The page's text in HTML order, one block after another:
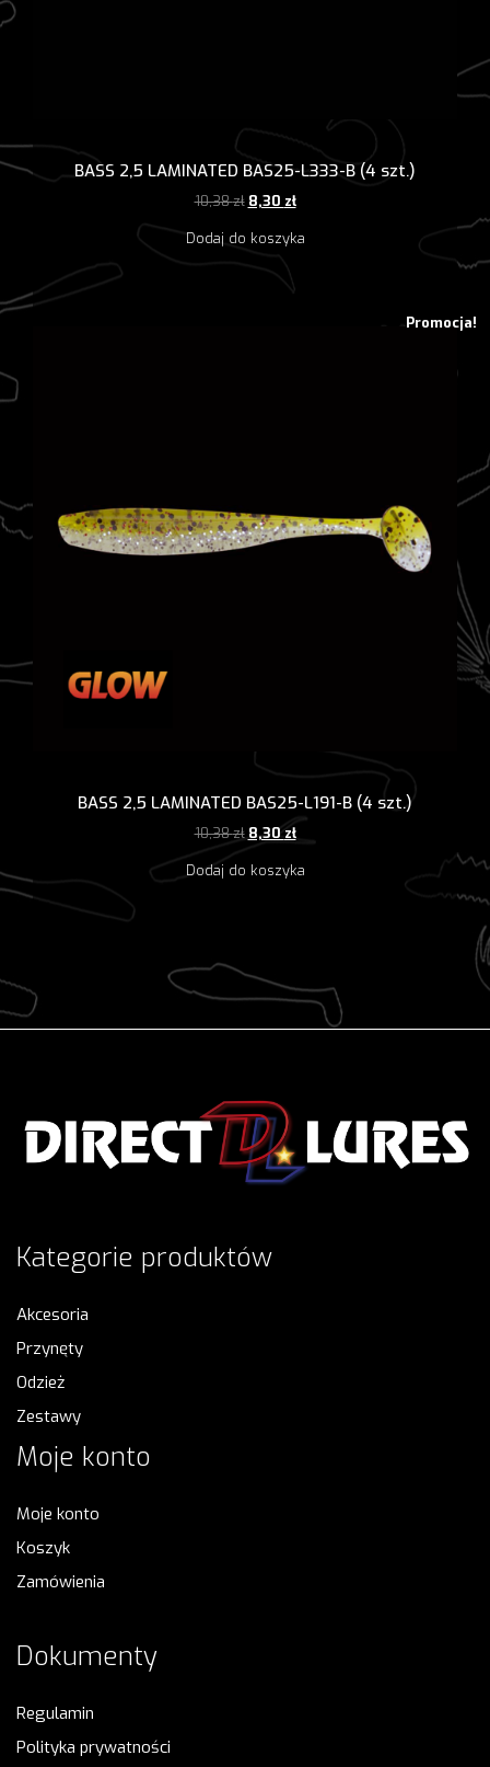
BASS 2,5 LAMINATED BAS25-L333-B (4 szt.)
10,38zł Pierwotna
wynosiła:
8,30 złAktualna
wynosi:
Dodaj do koszyka
Promocja!
BASS 2,5 LAMINATED BAS25-L191-B (4 szt.)
10,38zł Pierwotna
wynosiła:
8,30 złAktualna
wynosi:
Dodaj do koszyka
Kategorie produktów
Akcesoria
Przynęty
Odzież
Zestawy
Moje konto
Moje konto
Koszyk
Zamówienia
Dokumenty
Regulamin
Polityka prywatności